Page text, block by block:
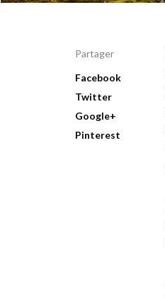
Partager
Facebook
Twitter
Google+
Pinterest